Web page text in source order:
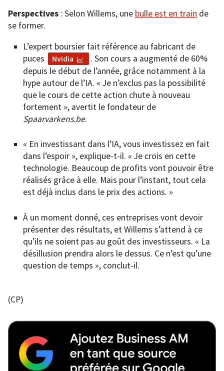
Perspectives : Selon Willems, une bulle est en train de
se former.
L’expert boursier fait référence au fabricant de
puces
Nvidia
. Son cours a augmenté de 60%
depuis le début de l’année, grâce notamment à la
hype autour de l’IA. « Je n’exclus pas la possibilité
que le cours de cette action chute à nouveau
fortement », avertit le fondateur de
Spaarvarkens.be.
« En investissant dans l’IA, vous investissez en fait
dans l’espoir », explique-t-il. « Je crois en cette
technologie. Beaucoup de profits vont pouvoir être
réalisés grâce à elle. Mais pour l’instant, tout cela
est déjà inclus dans le prix des actions. »
À un moment donné, ces entreprises vont devoir
présenter des résultats, et Willems s’attend à ce
qu’ils ne soient pas au goût des investisseurs. « La
désillusion prendra alors le dessus. Ce n’est qu’une
question de temps », conclut-il.
(CP)